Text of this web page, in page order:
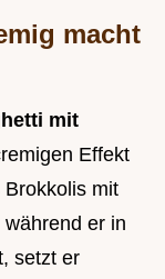
macht
mit
Effekt
Brokkolis mit
er in
setzt er